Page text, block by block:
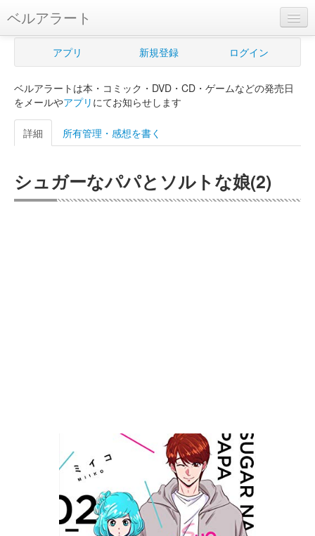
ベルアラート
ベルアラートとは
新規登録
ログイン
購入管理
アプリ 新規登録 ログイン
ベルアラートは本・コミック・DVD・CD・ゲームなどの発売日
をメールやアプリ にてお知らせします
詳細 所有管理・感想を書く
シュガーなパパとソルトな娘(2)